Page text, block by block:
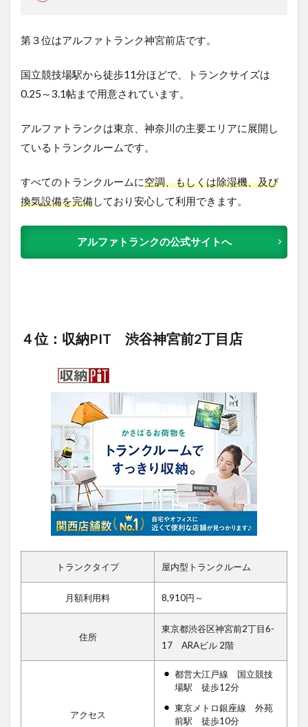
第３位はアルファトランク神宮前店です。
国立競技場駅から徒歩11分ほどで、トランクサイズは
0.25～3.1帖まで用意されています。
アルファトランクは東京、神奈川の主要エリアに展開し
ているトランクルームです。
すべてのトランクルームに空調、もしくは除湿機、及び
換気設備を完備しており安心して利用できます。
アルファトランクの公式サイトへ
４位：収納PIT 渋谷神宮前2丁目店
トランクタイプ 屋内型トランクルーム
月額利用料 8,910円～
住所
東京都渋谷区神宮前2丁目6-
17 ARAビル 2階
アクセス
都営大江戸線 国立競技
場駅 徒歩12分
東京メトロ銀座線 外苑
前駅 徒歩10分